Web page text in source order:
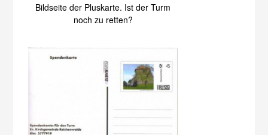
Bildseite der Pluskarte. Ist der Turm
noch zu retten?